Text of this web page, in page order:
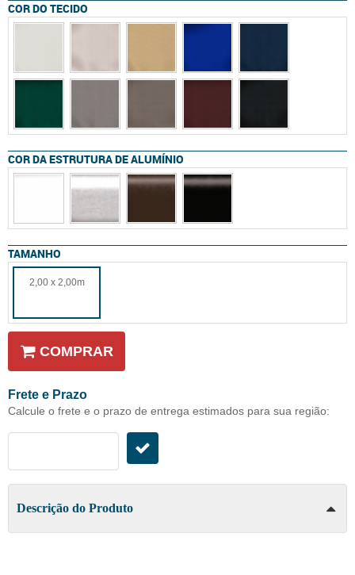
COR DO TECIDO
COR DA ESTRUTURA DE ALUMÍNIO
TAMANHO
2,00 x 2,00m
COMPRAR
Frete e Prazo
Calcule o frete e o prazo de entrega estimados para sua região:
Descrição do Produto